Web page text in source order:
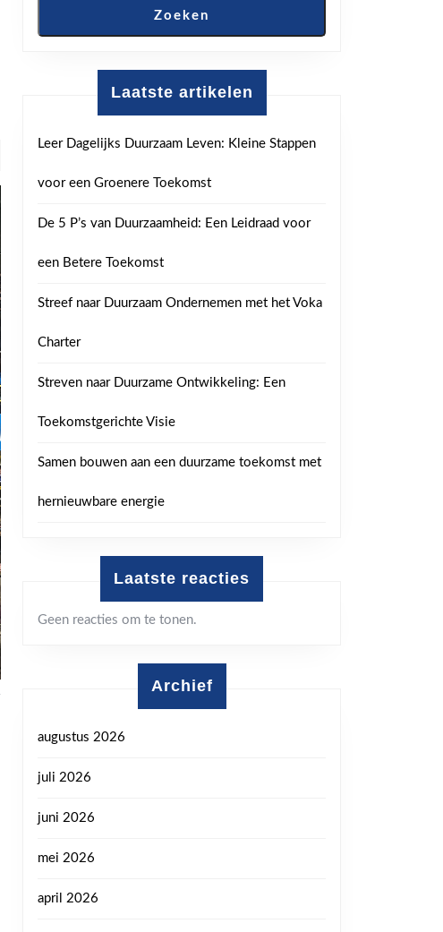
Zoeken
Laatste artikelen
Leer Dagelijks Duurzaam Leven: Kleine Stappen
voor een Groenere Toekomst
De 5 P’s van Duurzaamheid: Een Leidraad voor
een Betere Toekomst
Streef naar Duurzaam Ondernemen met het Voka
Charter
Streven naar Duurzame Ontwikkeling: Een
Toekomstgerichte Visie
Samen bouwen aan een duurzame toekomst met
hernieuwbare energie
Laatste reacties
Geen reacties om te tonen.
Archief
augustus 2026
juli 2026
juni 2026
mei 2026
april 2026